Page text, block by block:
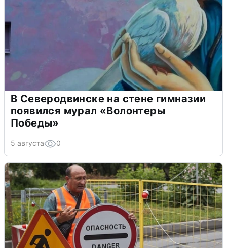
В Северодвинске на стене гимназии
появился мурал «Волонтеры
Победы»
5 августа 0